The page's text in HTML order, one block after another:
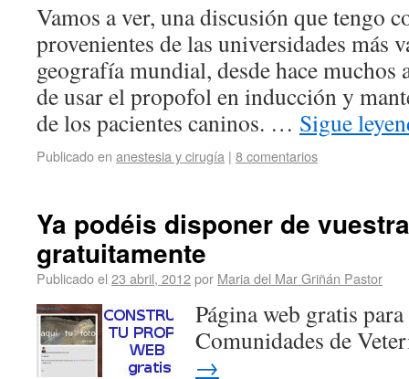
Vamos a ver, una discusión que tengo
provenientes de las universidades más
geografía mundial, desde hace muchos
de usar el propofol en inducción y
de los pacientes caninos. … Sigue
Publicado en anestesia y cirugía | 8 comentarios
Ya podéis disponer de
gratuitamente
Publicado el 23 abril, 2012por Maria del Mar Griñán Pastor
Página web gratis
Comunidades de
→